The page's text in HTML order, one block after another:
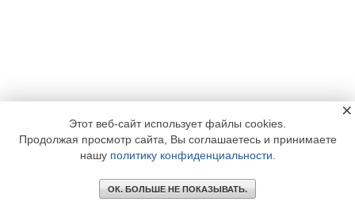
Этот веб-сайт использует файлы cookies.
Продолжая просмотр сайта, Вы соглашаетесь и принимаете
нашу политику конфиденциальности
ОК. БОЛЬШЕ НЕ ПОКАЗЫВАТЬ.
×